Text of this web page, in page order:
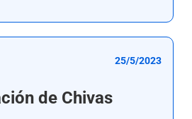
25/5/2023
de Chivas